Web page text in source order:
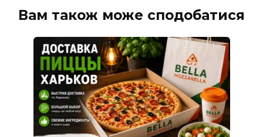
Вам також може сподобатися